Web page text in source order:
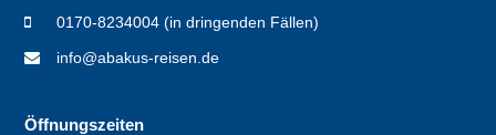
0170-8234004 (in dringenden Fällen)
info@abakus-reisen.de
Öffnungszeiten